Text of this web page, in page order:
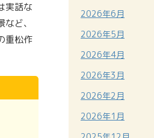
実話な
ど、
重松作
2026年6月
2026年5月
2026年4月
2026年3月
2026年2月
2026年1月